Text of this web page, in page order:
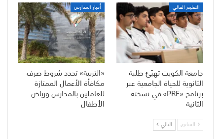
التعليم العالي
جامعة الكويت تهيّئ طلبة
الثانوية للحياة الجامعية عبر
برنامج «PRE» في نسخته
الثانية
أخبار المدارس
«التربية» تحدد شروط صرف
مكافأة الأعمال الممتازة
للعاملين بالمدارس ورياض
الأطفال
السابق التالي